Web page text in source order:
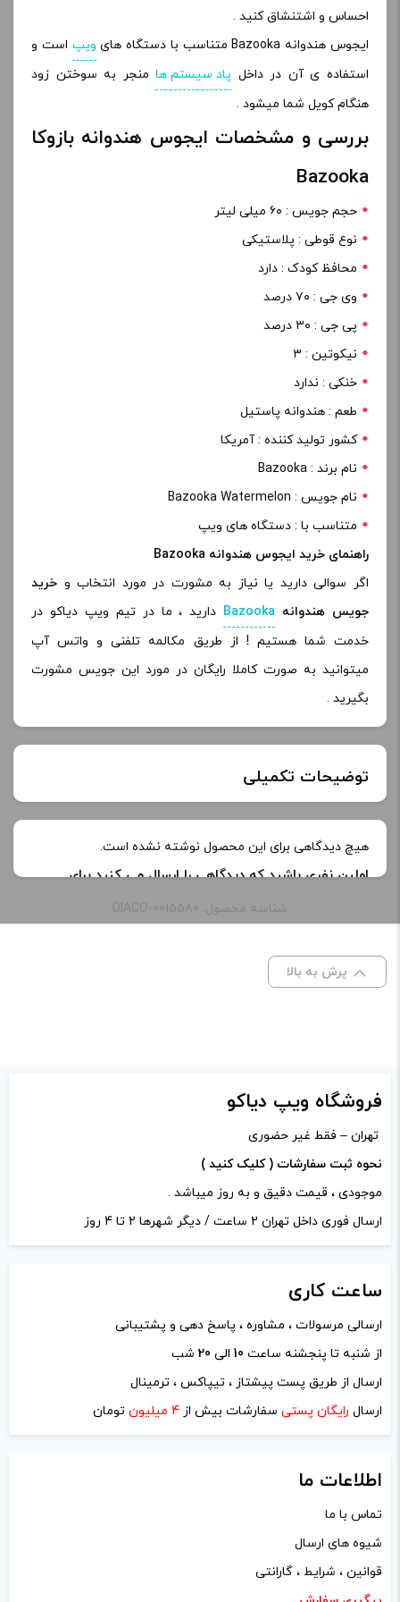
احساس و اشتنشاق کنید .
ایجوس هندوانه Bazooka متناسب با دستگاه های
ویپ است و
استفاده ی آن در داخل پاد سیستم هامنجر به سوختن زود
هنگام کویل شما میشود .
بررسی و مشخصات ایجوس هندوانه بازوکا
Bazooka
حجم جویس : ۶۰ میلی لیتر
نوع قوطی : پلاستیکی
محافظ کودک : دارد
وی جی : ۷۰ درصد
پی جی : ۳۰ درصد
نیکوتین : ۳
خنکی : ندارد
طعم : هندوانه پاستیل
کشور تولید کننده : آمریکا
نام برند : Bazooka
نام جویس : Bazooka Watermelon
متناسب با : دستگاه های ویپ
راهنمای خرید ایجوس هندوانه Bazooka
اگر سوالی دارید یا نیاز به مشورت در مورد انتخاب و خرید
جویس هندوانه Bazooka دارید ، ما در تیم ویپ دیاکو در
خدمت شما هستیم ! از طریق مکالمه تلفنی و واتس آپ
میتوانید به صورت کاملا رایگان در مورد این جویس مشورت
بگیرید .
توضیحات تکمیلی
ظرفیت: 60 میلی‌ لیتر
هیچ دیدگاهی برای این محصول نوشته نشده است.
اولین نفری باشید که دیدگاهی را ارسال می کنید برای
“جویس هندوانه بازوکا | Bazooka Watermelon e-juice”
علامت‌گذاری شده‌اند
نام*
ایمیل*
ذخیره نام، ایمیل و وبسایت من در مرورگر برای زمانی که دوباره
دیدگاهی می‌نویسم.
شناسه محصول: DIACO-0015580
پرش به بالا
فروشگاه ویپ دیاکو
تهران – فقط غیر حضوری
نحوه ثبت سفارشات ( کلیک کنید )
موجودی ، قیمت دقیق و به روز میباشد .
ارسال فوری داخل تهران 2 ساعت / دیگر شهرها 2 تا 4 روز
ساعت کاری
ارسالی مرسولات ، مشاوره ، پاسخ دهی و پشتیبانی
از شنبه تا پنجشنه ساعت 10 الی 20 شب
ارسال از طریق پست پیشتاز ، تیپاکس ، ترمینال
ارسال رایگان پستی سفارشات بیش از 4 میلیون تومان
اطلاعات ما
تماس با ما
شیوه های ارسال
قوانین ، شرایط ، گارانتی